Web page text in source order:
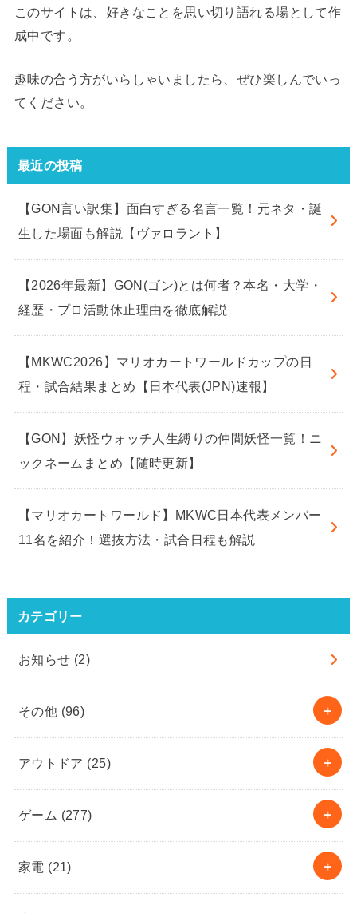
このサイトは、好きなことを思い切り語れる場として作
成中です。
趣味の合う方がいらしゃいましたら、ぜひ楽しんでいっ
てください。
最近の投稿
【GON言い訳集】面白すぎる名言一覧！元ネタ・誕
生した場面も解説【ヴァロラント】
【2026年最新】GON(ゴン)とは何者？本名・大学・
経歴・プロ活動休止理由を徹底解説
【MKWC2026】マリオカートワールドカップの日
程・試合結果まとめ【日本代表(JPN)速報】
【GON】妖怪ウォッチ人生縛りの仲間妖怪一覧！ニ
ックネームまとめ【随時更新】
【マリオカートワールド】MKWC日本代表メンバー
11名を紹介！選抜方法・試合日程も解説
カテゴリー
お知らせ (2)
その他 (96)
アウトドア (25)
ゲーム (277)
家電 (21)